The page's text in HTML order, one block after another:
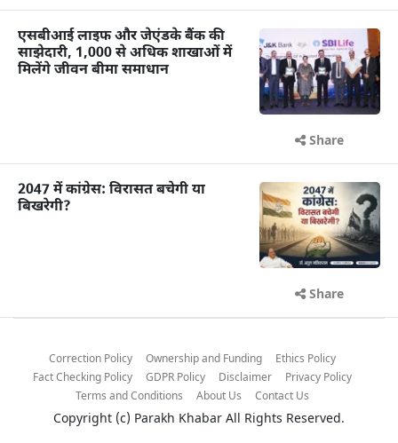
एसबीआई लाइफ और जेएंडके बैंक की
साझेदारी, 1,000 से अधिक शाखाओं में
मिलेंगे जीवन बीमा समाधान
Share
2047 में कांग्रेस: विरासत बचेगी या
बिखरेगी?
Share
Correction Policy Ownership and Funding
Ethics Policy
Fact Checking Policy
GDPR Policy Disclaimer
Privacy Policy
Terms and Conditions
About Us Contact Us
Copyright (c) Parakh Khabar All Rights Reserved.